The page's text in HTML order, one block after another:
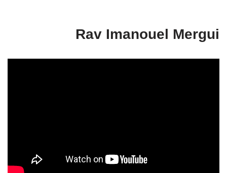
Rav Imanouel Mergui